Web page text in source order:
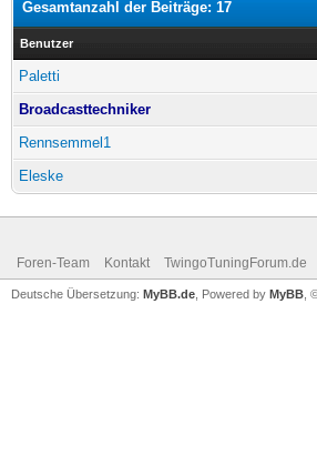
Gesamtanzahl der Beiträge: 17
Benutzer
Paletti
Broadcasttechniker
Rennsemmel1
Eleske
Foren-Team Kontakt TwingoTuningForum.de
Deutsche Übersetzung: MyBB.de , Powered by MyBB ,